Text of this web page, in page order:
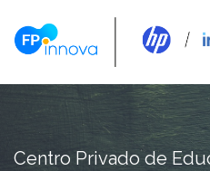
Centro Privado de